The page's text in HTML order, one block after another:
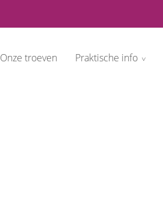
Onze troeven Praktische info